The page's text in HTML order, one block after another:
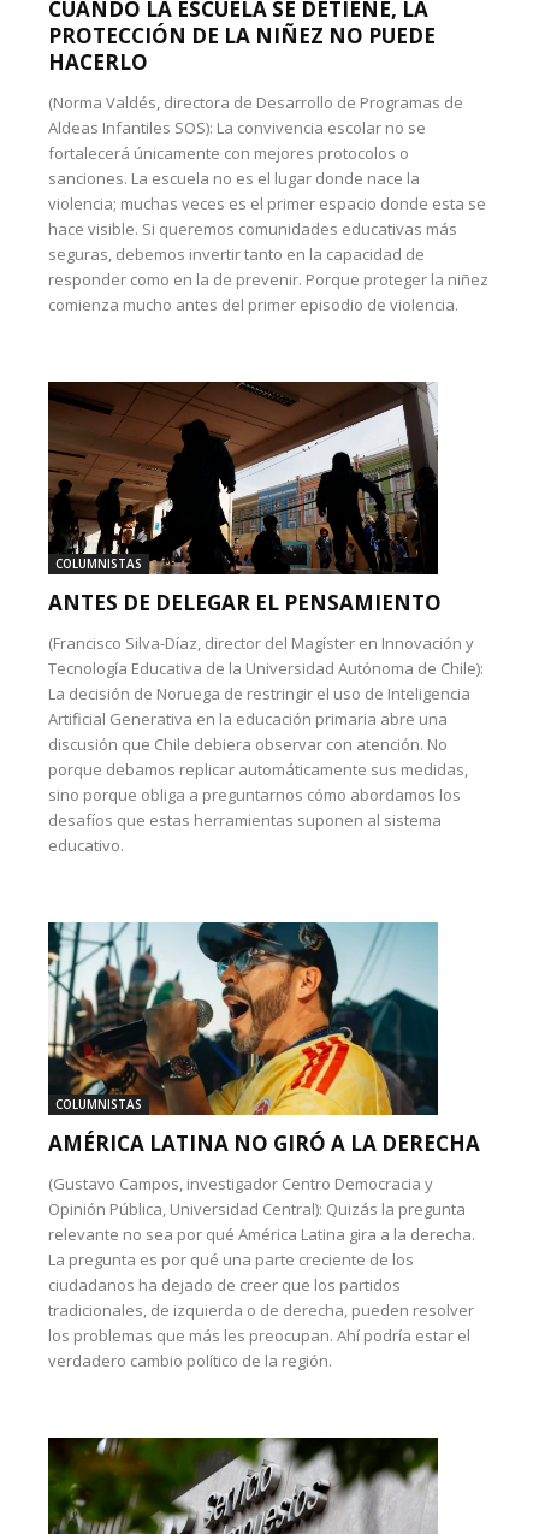
CUANDO LA ESCUELA SE DETIENE, LA
PROTECCIÓN DE LA NIÑEZ NO PUEDE
HACERLO
(Norma Valdés, directora de Desarrollo de Programas de
Aldeas Infantiles SOS): La convivencia escolar no se
fortalecerá únicamente con mejores protocolos o
sanciones. La escuela no es el lugar donde nace la
violencia; muchas veces es el primer espacio donde esta se
hace visible. Si queremos comunidades educativas más
seguras, debemos invertir tanto en la capacidad de
responder como en la de prevenir. Porque proteger la niñez
comienza mucho antes del primer episodio de violencia.
COLUMNISTAS
ANTES DE DELEGAR EL PENSAMIENTO
(Francisco Silva-Díaz, director del Magíster en Innovación y
Tecnología Educativa de la Universidad Autónoma de Chile):
La decisión de Noruega de restringir el uso de Inteligencia
Artificial Generativa en la educación primaria abre una
discusión que Chile debiera observar con atención. No
porque debamos replicar automáticamente sus medidas,
sino porque obliga a preguntarnos cómo abordamos los
desafíos que estas herramientas suponen al sistema
educativo.
COLUMNISTAS
AMÉRICA LATINA NO GIRÓ A LA DERECHA
(Gustavo Campos, investigador Centro Democracia y
Opinión Pública, Universidad Central): Quizás la pregunta
relevante no sea por qué América Latina gira a la derecha.
La pregunta es por qué una parte creciente de los
ciudadanos ha dejado de creer que los partidos
tradicionales, de izquierda o de derecha, pueden resolver
los problemas que más les preocupan. Ahí podría estar el
verdadero cambio político de la región.